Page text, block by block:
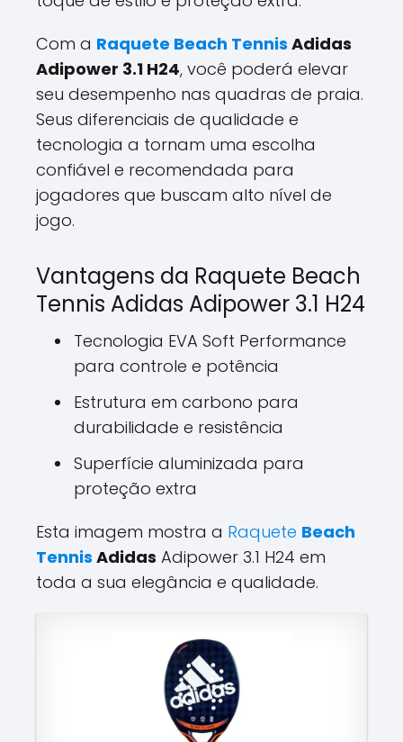
Com a Raquete Beach Tennis Adidas
Adipower 3.1 H24, você poderá elevar
seu desempenho nas quadras de praia.
Seus diferenciais de qualidade e
tecnologia a tornam uma escolha
confiável e recomendada para
jogadores que buscam alto nível de
jogo.
Vantagens da Raquete Beach
Tennis Adidas Adipower 3.1 H24
Tecnologia EVA Soft Performance
para controle e potência
Estrutura em carbono para
durabilidade e resistência
Superfície aluminizada para
proteção extra
Esta imagem mostra a Raquete Beach
Tennis Adidas Adipower 3.1 H24 em
toda a sua elegância e qualidade.